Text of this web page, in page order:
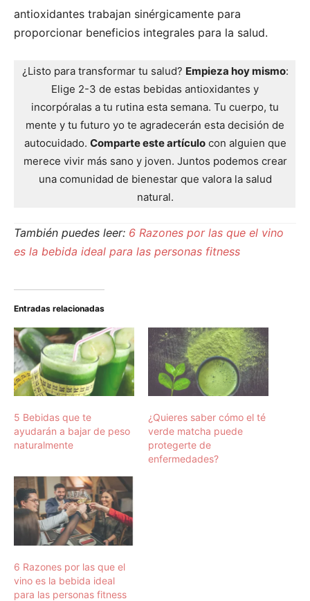
antioxidantes trabajan sinérgicamente para
proporcionar beneficios integrales para la salud.
¿Listo para transformar tu salud? Empieza hoy mismo:
Elige 2-3 de estas bebidas antioxidantes y
incorpóralas a tu rutina esta semana. Tu cuerpo, tu
mente y tu futuro yo te agradecerán esta decisión de
autocuidado. Comparte este artículocon alguien que
merece vivir más sano y joven. Juntos podemos crear
una comunidad de bienestar que valora la salud
natural.
También puedes leer: 6 Razones por las que el vino
es la bebida ideal para las personas fitness
Entradas relacionadas
5 Bebidas que te
ayudarán a bajar de peso
naturalmente
¿Quieres saber cómo el té
verde matcha puede
protegerte de
enfermedades?
6 Razones por las que el
vino es la bebida ideal
para las personas fitness